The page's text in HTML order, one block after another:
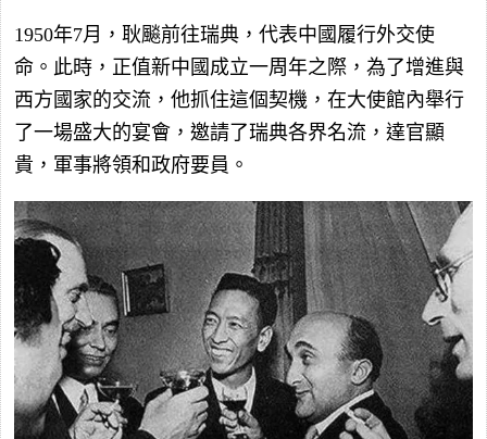
1950年7月，耿飈前往瑞典，代表中國履行外交使
命。此時，正值新中國成立一周年之際，為了增進與
西方國家的交流，他抓住這個契機，在大使館內舉行
了一場盛大的宴會，邀請了瑞典各界名流，達官顯
貴，軍事將領和政府要員。